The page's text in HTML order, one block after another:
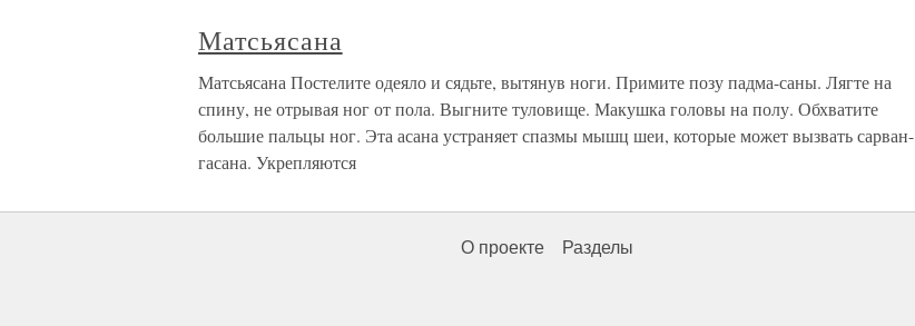
Матсьясана
Матсьясана Постелите одеяло и сядьте, вытянув ноги. Примите позу падма-саны. Лягте на
спину, не отрывая ног от пола. Выгните туловище. Макушка головы на полу. Обхватите
большие пальцы ног. Эта асана устраняет спазмы мышц шеи, которые может вызвать сарван-
гасана. Укрепляются
О проекте Разделы